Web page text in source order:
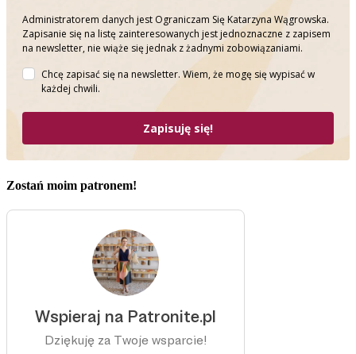
Administratorem danych jest Ograniczam Się Katarzyna Wągrowska.
Zapisanie się na listę zainteresowanych jest jednoznaczne z zapisem
na newsletter, nie wiąże się jednak z żadnymi zobowiązaniami.
Chcę zapisać się na newsletter. Wiem, że mogę się wypisać w
każdej chwili.
Zapisuję się!
Zostań moim patronem!